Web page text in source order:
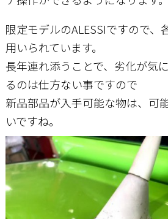
限定モデルのALESSIですので、
用いられています。
長年連れ添うことで、劣化が気
るのは仕方ない事ですので
新品部品が入手可能な物は、可
いですね。